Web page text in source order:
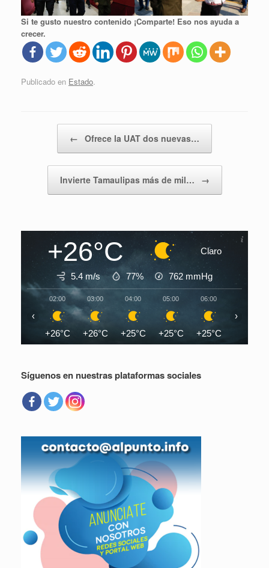
Si te gusto nuestro contenido ¡Comparte! Eso nos ayuda a
crecer.
Publicado en Estado.
← Ofrece la UAT dos nuevas…
Invierte Tamaulipas más de mil… →
+26°C Claro
5.4 m/s 77% 762 mmHg
02:00
+26°C
03:00
+26°C
04:00
+25°C
05:00
+25°C
06:00
+25°C
‹ ›
Síguenos en nuestras plataformas sociales